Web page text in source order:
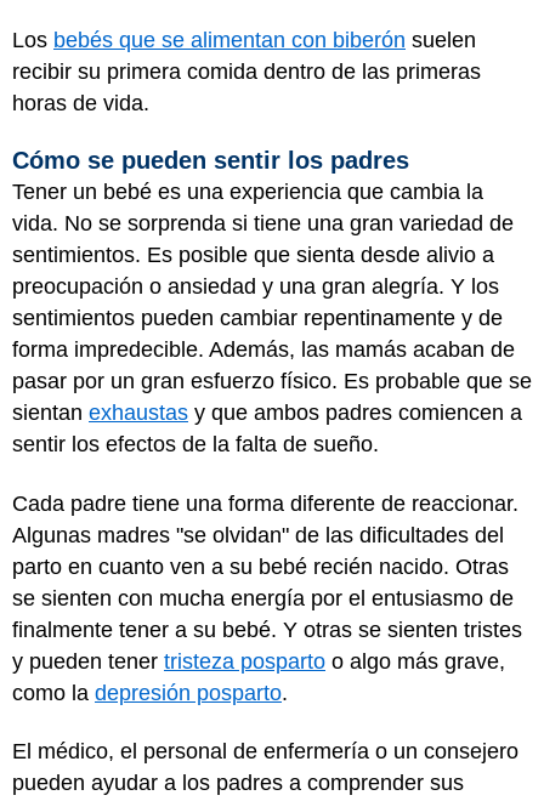
Los bebés que se alimentan con biberón suelen
recibir su primera comida dentro de las primeras
horas de vida.
Cómo se pueden sentir los padres
Tener un bebé es una experiencia que cambia la
vida. No se sorprenda si tiene una gran variedad de
sentimientos. Es posible que sienta desde alivio a
preocupación o ansiedad y una gran alegría. Y los
sentimientos pueden cambiar repentinamente y de
forma impredecible. Además, las mamás acaban de
pasar por un gran esfuerzo físico. Es probable que se
sientan exhaustas y que ambos padres comiencen a
sentir los efectos de la falta de sueño.
Cada padre tiene una forma diferente de reaccionar.
Algunas madres "se olvidan" de las dificultades del
parto en cuanto ven a su bebé recién nacido. Otras
se sienten con mucha energía por el entusiasmo de
finalmente tener a su bebé. Y otras se sienten tristes
y pueden tener tristeza posparto o algo más grave,
como la depresión posparto.
El médico, el personal de enfermería o un consejero
pueden ayudar a los padres a comprender sus